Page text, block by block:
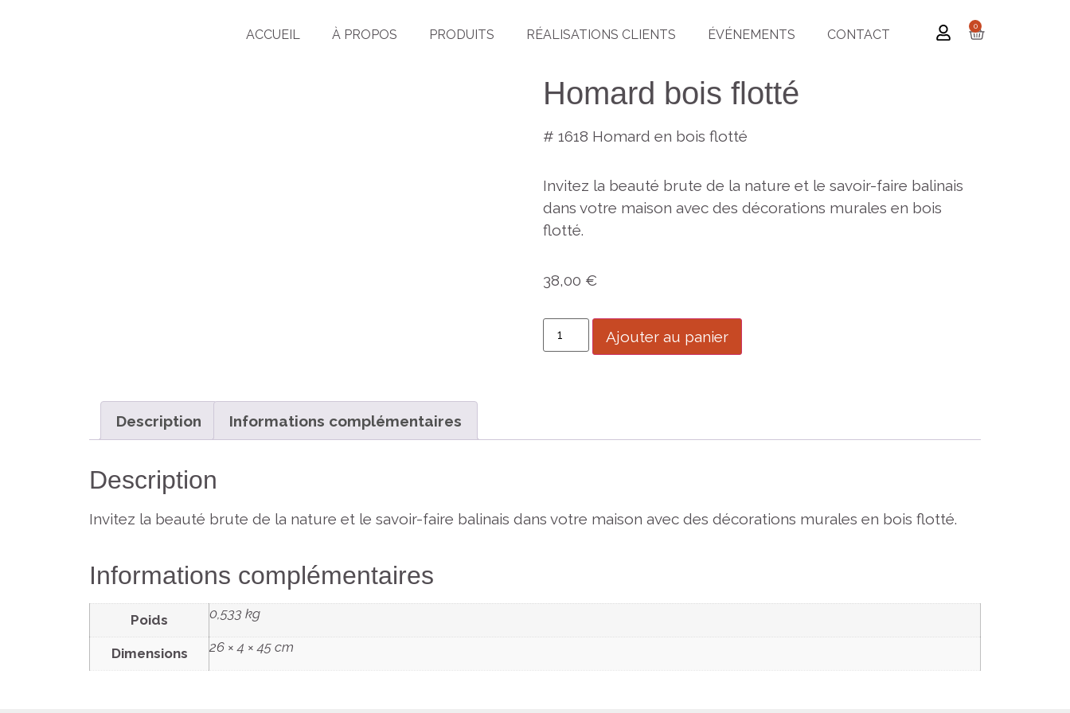
ACCUEIL À PROPOS PRODUITS RÉALISATIONS CLIENTS ÉVÉNEMENTS CONTACT
0
Homard bois flotté
# 1618 Homard en bois flotté
Invitez la beauté brute de la nature et le savoir-faire balinais
dans votre maison avec des décorations murales en bois
flotté.
38,00 €
Ajouter au panier
Description Informations complémentaires
Description
Invitez la beauté brute de la nature et le savoir-faire balinais dans votre maison avec des décorations murales en bois flotté.
Informations complémentaires
Poids 0,533 kg
Dimensions 26 × 4 × 45 cm